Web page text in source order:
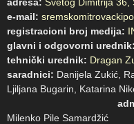
e-mail:
registracioni broj medija:
glavni i odgovorni urednik:
tehnički urednik: Dragan
saradnici: Danijela Zukić,
Ljiljana
Milenko Pile Samardžić